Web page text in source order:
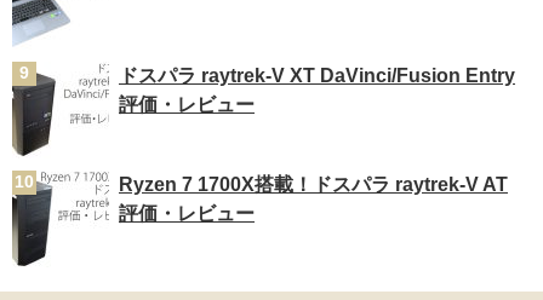
ドスパラ raytrek-V XT DaVinci/Fusion Entry
評価・レビュー
Ryzen 7 1700X搭載！ドスパラ raytrek-V AT
評価・レビュー